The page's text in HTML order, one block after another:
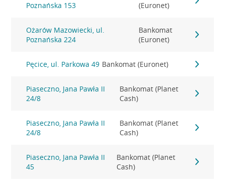
Poznańska 153
(Euronet)
Ożarów Mazowiecki, ul.
Poznańska 224
Bankomat
(Euronet)
Pęcice, ul. Parkowa 49 Bankomat (Euronet)
Piaseczno, Jana Pawła II
24/8
Bankomat (Planet
Cash)
Piaseczno, Jana Pawła II
24/8
Bankomat (Planet
Cash)
Piaseczno, Jana Pawła II
45
Bankomat (Planet
Cash)